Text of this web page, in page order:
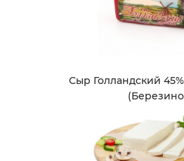
Сыр Голландский